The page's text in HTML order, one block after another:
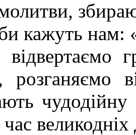
кажуть
відвертаємо
розганяємо